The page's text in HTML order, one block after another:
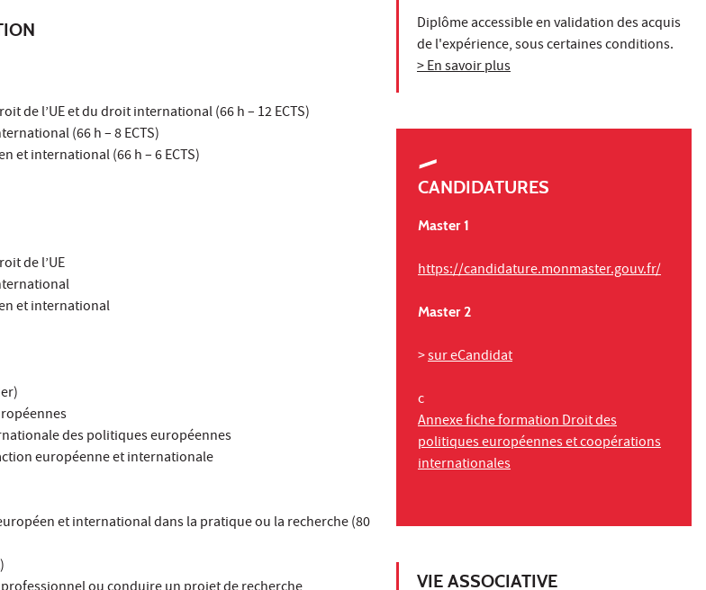
de l’UE et du droit international (66 h – 12 ECTS)
(66 h – 8 ECTS)
et international (66 h – 6 ECTS)
de l’UE
et international
des politiques européennes
européenne et internationale
et international dans la pratique ou la recherche (80
Diplôme accessible en validation des acquis
de l'expérience, sous certaines conditions.
> En savoir plus
CANDIDATURES
Master 1
https://candidature.monmaster.gouv.fr/
Master 2
>sur eCandidat
c
Annexe fiche formation Droit des
politiques européennes et coopérations
internationales
VIE ASSOCIATIVE